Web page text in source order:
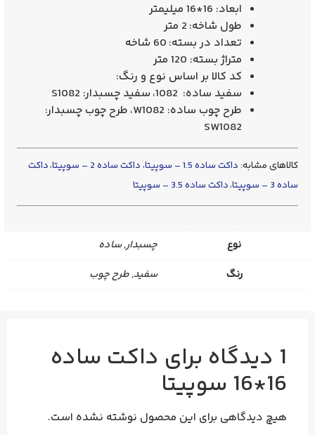
ابعاد: 16*16 میلیمتر
طول شاخه: 2 متر
تعداد در بسته: 60 شاخه
متراژ بسته: 120 متر
کد کالا بر اساس نوع و رنگ:
سفید ساده: 1082، سفید چسبدار: S1082
طرح چوب ساده: W1082، طرح چوب چسبدار:
SW1082
کالاهای مشابه: داکت ساده 1.5 – سوپیتا ، داکت ساده 2 – سوپیتا ،داکت
ساده 3 – سوپیتا
،داکت ساده 3.5 – سوپیتا
نوع
چسبدار, ساده
رنگ
سفید, طرح چوب
1 دیدگاه برای داکت ساده
16*16 سوپیتا
هیچ دیدگاهی برای این محصول نوشته نشده است.